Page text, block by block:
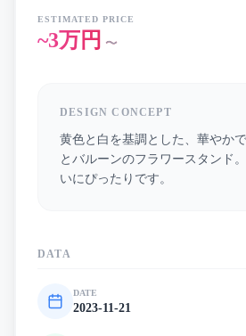
ESTIMATED PRICE
~3万円 〜
DESIGN CONCEPT
黄色と白を基調とした、華やか
とバルーンのフラワースタンド
いにぴったりです。
DATA
DATE
2023-11-21